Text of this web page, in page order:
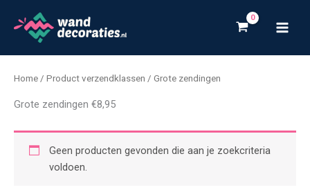
naar
inhoud
Home / Product verzendklassen / Grote zendingen
Grote zendingen €8,95
Geen producten gevonden die aan je zoekcriteria
voldoen.